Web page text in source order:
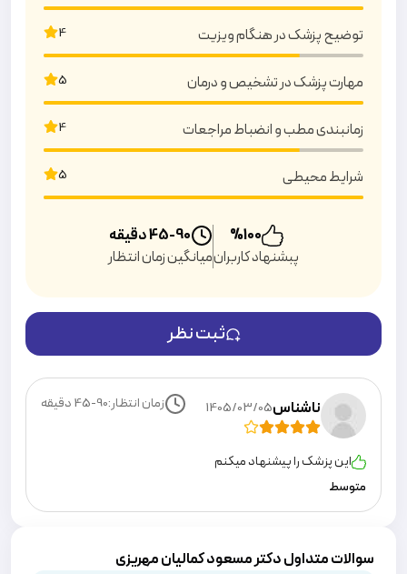
توضیح پزشک در هنگام ویزیت 4
مهارت پزشک در تشخیص و درمان 5
زمانبندی مطب و انضباط مراجعات 4
شرایط محیطی 5
%100
پبشنهاد کاربران
45-90دقیقه
میانگین زمان انتظار
ثبت نظر
ناشناس1405/03/05 زمان انتظار:45-90دقیقه
این پزشک را پیشنهاد میکنم
متوسط
سوالات متداول دکتر مسعود کمالیان مهریزی